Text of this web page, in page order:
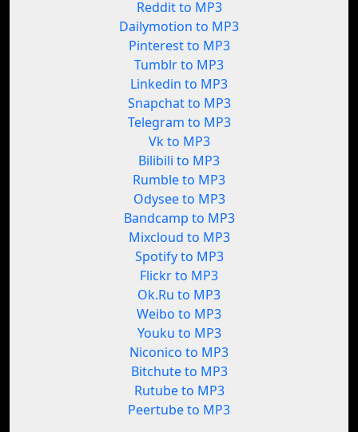
Reddit to MP3
Dailymotion to MP3
Pinterest to MP3
Tumblr to MP3
Linkedin to MP3
Snapchat to MP3
Telegram to MP3
Vk to MP3
Bilibili to MP3
Rumble to MP3
Odysee to MP3
Bandcamp to MP3
Mixcloud to MP3
Spotify to MP3
Flickr to MP3
Ok.Ru to MP3
Weibo to MP3
Youku to MP3
Niconico to MP3
Bitchute to MP3
Rutube to MP3
Peertube to MP3